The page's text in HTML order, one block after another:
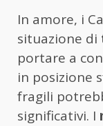
In amore, i
situazione di
portare a
in posizione
fragili
significativi. I